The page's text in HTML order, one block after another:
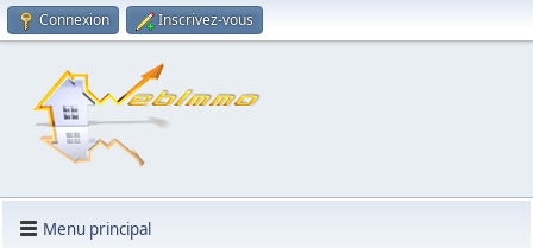
Connexion Inscrivez-vous
Menu principal